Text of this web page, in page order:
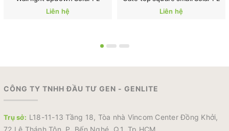
Liên hệ
Liên hệ
CÔNG TY TNHH ĐẦU TƯ GEN - GENLITE
Trụ sở: L18-11-13 Tầng 18, Tòa nhà Vincom Center Đồng Khởi,